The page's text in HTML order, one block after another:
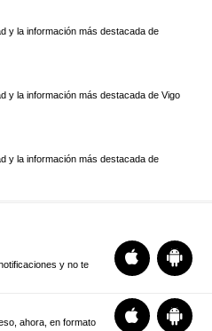
y la información más destacada de
y la información más destacada de Vigo
y la información más destacada de
y no te
ahora, en formato